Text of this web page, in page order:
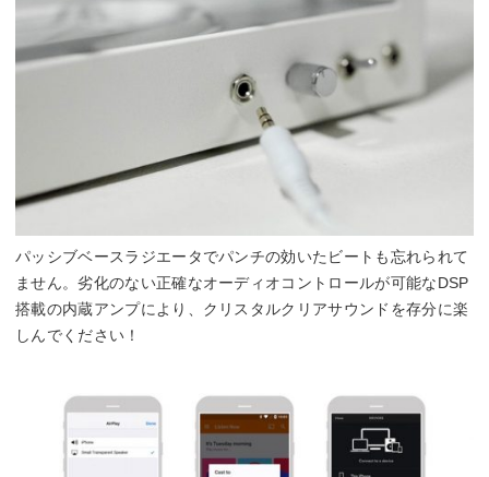
パッシブベースラジエータでパンチの効いたビートも忘れられて
ません。劣化のない正確なオーディオコントロールが可能なDSP
搭載の内蔵アンプにより、クリスタルクリアサウンドを存分に楽
しんでください！